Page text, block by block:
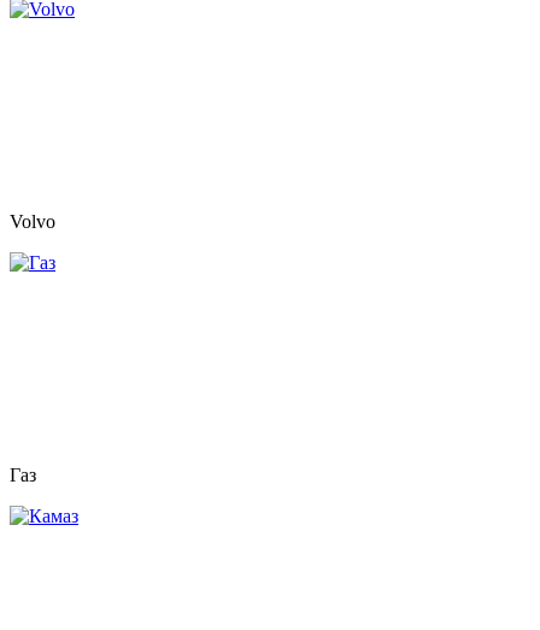
Volvo
Газ